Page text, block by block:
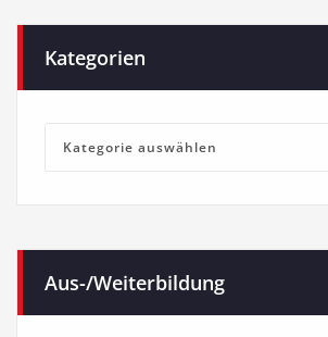
Kategorien
Kategorien
Aus-/Weiterbildung